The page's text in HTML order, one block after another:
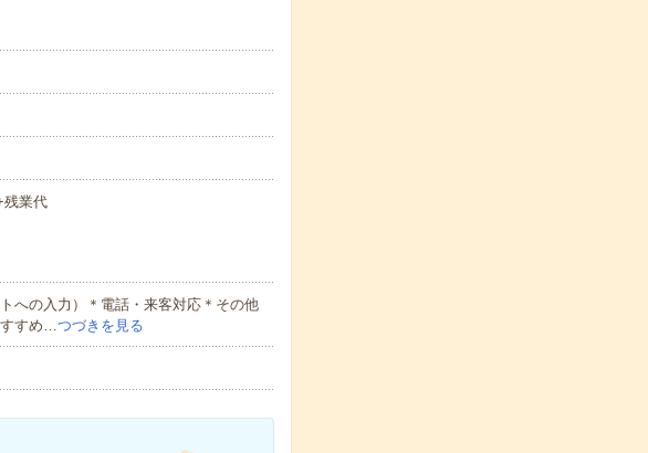
残業代
への入力）＊電話・来客対応＊その他
すめ…つづきを見る